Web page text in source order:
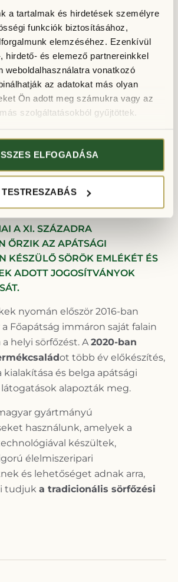
a tartalmak és hirdetések személyre
funkciók biztosításához,
elemzéséhez. Ezenkívül
hirdető- és elemező partnereinkkel
weboldalhasználatra vonatkozó
az adatokat más olyan
Ön adott meg számukra vagy az
szolgáltatásokból gyűjtöttek.
ELFOGADÁSA
TESTRESZABÁS
Főapátság
A XI. SZÁZADRA
ŐRZIK AZ APÁTSÁGI
KÉSZÜLŐ SÖRÖK EMLÉKÉT ÉS
ADOTT JOGOSÍTVÁNYOK
nyomán először 2016-ban
Főapátság immáron saját falain
helyi sörfőzést. A 2020-ban
ot több év előkészítés,
kialakítása és belga apátsági
alapozták meg.
gyártmányú
használunk, amelyek a
készültek,
élelmiszeripari
és lehetőséget adnak arra,
tudjuk a tradicionális sörfőzési